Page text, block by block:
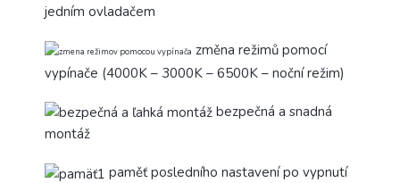
jedním ovladačem
změna režimů pomocí
vypínače (4000K – 3000K – 6500K – noční režim)
bezpečná a snadná
montáž
paměť posledního nastavení po vypnutí